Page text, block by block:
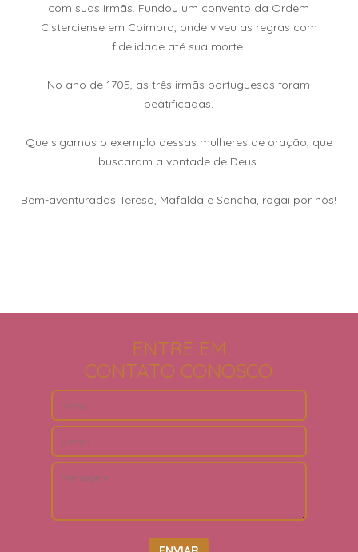
com suas irmãs. Fundou um convento da Ordem
Cisterciense em Coimbra, onde viveu as regras com
fidelidade até sua morte.
No ano de 1705, as três irmãs portuguesas foram
beatificadas.
Que sigamos o exemplo dessas mulheres de oração, que
buscaram a vontade de Deus.
Bem-aventuradas Teresa, Mafalda e Sancha, rogai por nós!
ENTRE EM
CONTATO CONOSCO